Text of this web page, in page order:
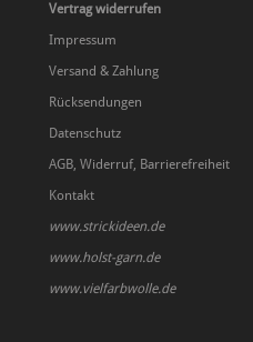
Vertrag widerrufen
Impressum
Versand & Zahlung
Rücksendungen
Datenschutz
AGB, Widerruf, Barrierefreiheit
Kontakt
www.strickideen.de
www.holst-garn.de
www.vielfarbwolle.de